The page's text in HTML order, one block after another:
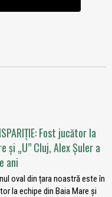
Fost jucător la
și „U” Cluj, Alex Șuler a
ani
oval din țara noastră este în
la echipe din Baia Mare și